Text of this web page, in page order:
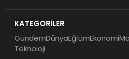
KATEGORİLER
GündemDünyaEğitimEkonomi
Teknoloji